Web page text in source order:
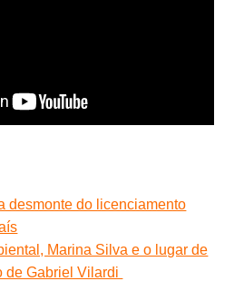
desmonte do licenciamento
Marina Silva e o lugar de
de Gabriel Vilardi